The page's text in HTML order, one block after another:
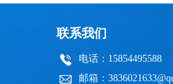
联系我们
电话：15854495588
邮箱：